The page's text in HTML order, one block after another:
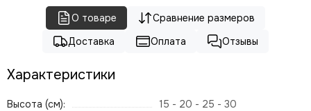
О товаре
Сравнение размеров
Доставка
Оплата Отзывы
Характеристики
Высота (см):
15 - 20 - 25 - 30